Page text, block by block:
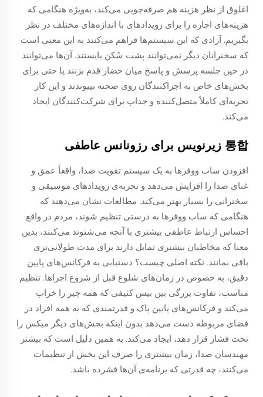
اغلوق از نظر هزینه هم صرفه‌جویی می‌کند، به‌ویژه هنگامی که
هزینه‌های اجاره را برای رویدادهای با اندازه‌های مختلف در نظر
بگیریم. آزادی که این سیستم‌ها فراهم می‌کنند به این معنی است
که سخنرانان دیگر نمی‌توانند پشت سُکن بایستند. آن‌ها می‌توانند
در حین جلسه پرسش و پاسخ میان حضار قدم بزنند یا حتی برای
بخش‌های خاص به اجراکنندگان روی صحنه بپیوندند و این کار
تجربه‌ای کاملاً متصل‌کننده و جذاب برای شرکت‌کنندگان ایجاد
می‌کند.
통합 زیرنویس برای رزونانس عاطفی
افزودن ساب ووفرها به یک سیستم تقویت صدا، واقعاً عمق و
غنای صدا را افزایش می‌دهد و تجربه‌ی رویدادهای موسیقی و
سخنرانی را بسیار بهتر می‌کند. مطالعات نشان می‌دهند که
هنگامی که ساب ووفرها به درستی تنظیم شوند، مردم در واقع
احساس ارتباط عاطفی بیشتری با آنچه می‌شنوند می‌کنند، بدین
معنا که مخاطبان بیشتری تمایل دارند برای مدت طولانی‌تری
باقی بمانند. نکته اصلی چیست؟ دستیابی به فرکانس‌های پایین
دقیق، به خصوص در زمان‌های شلوغ قبل از شروع اجراها. تنظیم
مناسب، تفاوت بزرگی بین بیس کثیفی که همه چیز را خراب
می‌کند و فرکانس‌های پایین پاک و قدرتمندی که به همه افراد در
فضای مربوطه دست می‌دهد بدون اینکه بخش‌های دیگر میکس را
تحت فشار قرار دهد، ایجاد می‌کند. به همین دلیل است که بیشتر
مهندسان صدا، زمان بیشتری را صرف این بخش از تنظیمات
می‌کنند، چه قدرتی که برنامه‌ی آن‌ها فشرده باشد.